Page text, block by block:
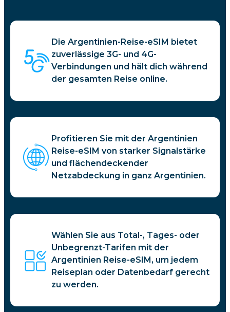
Die Argentinien-Reise-eSIM bietet
zuverlässige 3G- und 4G-
Verbindungen und hält dich während
der gesamten Reise online.
Profitieren Sie mit der Argentinien
Reise-eSIM von starker Signalstärke
und flächendeckender
Netzabdeckung in ganz Argentinien.
Wählen Sie aus Total-, Tages- oder
Unbegrenzt-Tarifen mit der
Argentinien Reise-eSIM, um jedem
Reiseplan oder Datenbedarf gerecht
zu werden.